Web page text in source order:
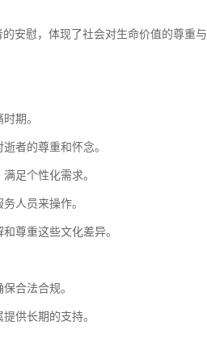
安慰，体现了社会对生命价值的尊重与
期。
者的尊重和怀念。
足个性化需求。
人员来操作。
尊重这些文化差异。
合法合规。
供长期的支持。